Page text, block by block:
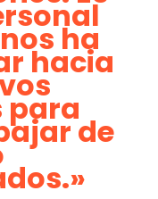
ha
hacia
para
de